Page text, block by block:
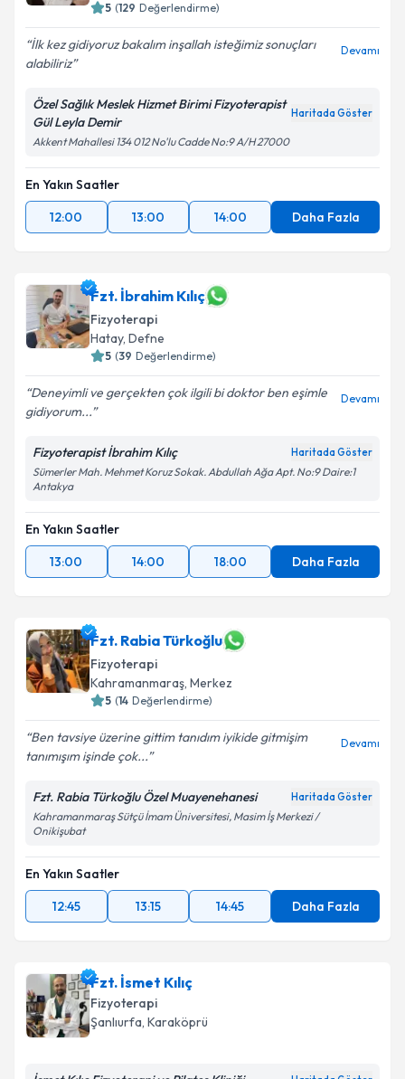
Kişisel verilerimin işlenmesine ilişkinAydınlatma
Takvim Talebini Gönder
5 (129 Değerlendirme)
İlk kez gidiyoruz bakalım inşallah isteğimiz sonuçları
alabiliriz
Devamı
Özel Sağlık Meslek Hizmet Birimi Fizyoterapist
Gül Leyla Demir
Haritada Göster
Akkent Mahallesi 134 012 No'lu Cadde No:9 A/H 27000
En Yakın Saatler
12:00
13:00 14:00 Daha Fazla
Fzt. İbrahim Kılıç
Fizyoterapi
Hatay, Defne
5 (39 Değerlendirme)
Deneyimli ve gerçekten çok ilgili bi doktor ben eşimle
gidiyorum...
Devamı
Fizyoterapist İbrahim Kılıç Haritada Göster
Sümerler Mah. Mehmet Koruz Sokak. Abdullah Ağa Apt. No:9 Daire:1
Antakya
En Yakın Saatler
13:00
14:00 18:00 Daha Fazla
Fzt. Rabia Türkoğlu
Fizyoterapi
Kahramanmaraş, Merkez
5 (14 Değerlendirme)
Ben tavsiye üzerine gittim tanıdım iyikide gitmişim
tanımışım işinde çok...
Devamı
Fzt. Rabia Türkoğlu Özel Muayenehanesi Haritada Göster
Kahramanmaraş Sütçü İmam Üniversitesi, Masim İş Merkezi /
Onikişubat
En Yakın Saatler
12:45
13:15 14:45 Daha Fazla
Fzt. İsmet Kılıç
Fizyoterapi
Şanlıurfa, Karaköprü